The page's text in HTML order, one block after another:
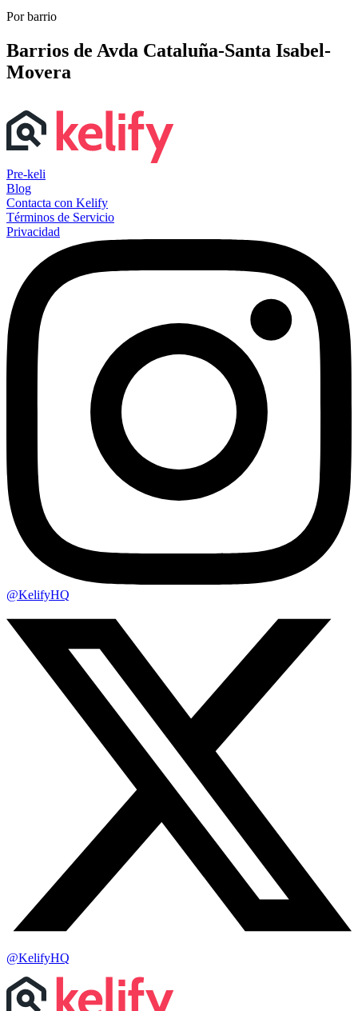
Por barrio
Barrios de Avda Cataluña-Santa Isabel-
Movera
Pre-keli
Blog
Contacta con Kelify
Términos de Servicio
Privacidad
@KelifyHQ
@KelifyHQ